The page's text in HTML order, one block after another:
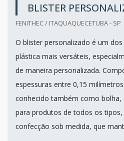
BLISTER
FENITHEC / ITAQUAQUECETUBA - SP
O blister personalizado é um
plástica mais versáteis,
de maneira personalizada.
espessuras entre 0,15
conhecido também como
para produtos de todos os
confecção sob medida, que